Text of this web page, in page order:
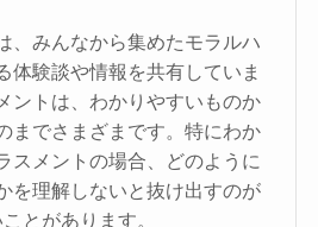
、みんなから集めたモラルハ
体験談や情報を共有していま
ントは、わかりやすいものか
までさまざまです。特にわか
スメントの場合、どのように
を理解しないと抜け出すのが
とがあります。